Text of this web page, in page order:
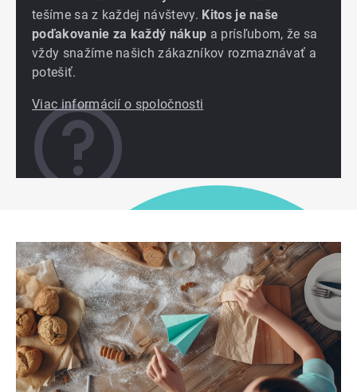
tešíme sa z každej návštevy. Kitos je naše
poďakovanie za každý nákup a prísľubom, že sa
vždy snažíme našich zákazníkov rozmaznávať a
potešiť.
Viac informácií o spoločnosti